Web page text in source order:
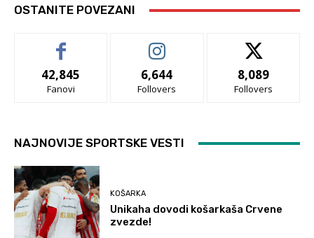
OSTANITE POVEZANI
42,845
Fanovi
6,644
Follovers
8,089
Follovers
NAJNOVIJE SPORTSKE VESTI
KOŠARKA
Unikaha dovodi košarkaša Crvene
zvezde!